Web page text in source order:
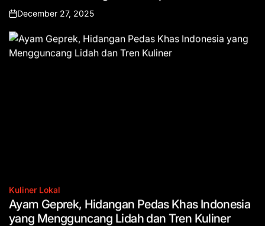
Posted
on
December 27, 2025
Posted
in
Kuliner Lokal
Ayam Geprek, Hidangan Pedas Khas Indonesia
yang Mengguncang Lidah dan Tren Kuliner